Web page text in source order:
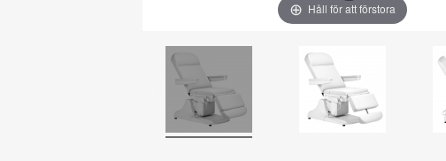
Håll för att förstora